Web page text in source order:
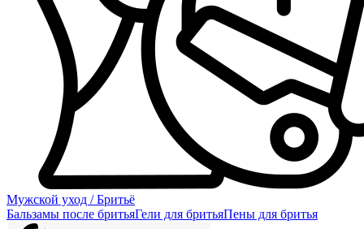
Мужской уход / Бритьё
Бальзамы после бритьяГели для бритьяПены для бритья